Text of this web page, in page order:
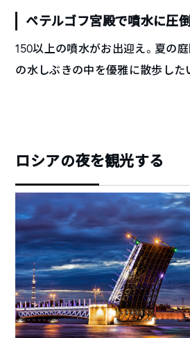
ペテルゴフ宮殿で噴水に圧
150以上の噴水がお出迎え。夏の
の水しぶきの中を優雅に散歩した
ロシアの夜を観光する